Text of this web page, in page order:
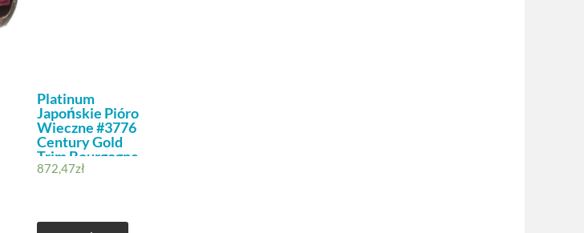
Platinum
Japońskie Pióro
Wieczne #3776
Century Gold
Trim Bourgogne
C/Czerwone / 0
Z 14 Karatowego
872,47zł